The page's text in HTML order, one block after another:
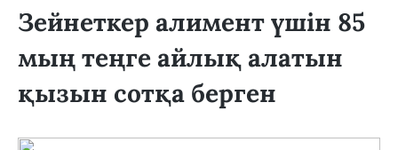
Зейнеткер алимент үшін 85
мың теңге айлық алатын
қызын сотқа берген